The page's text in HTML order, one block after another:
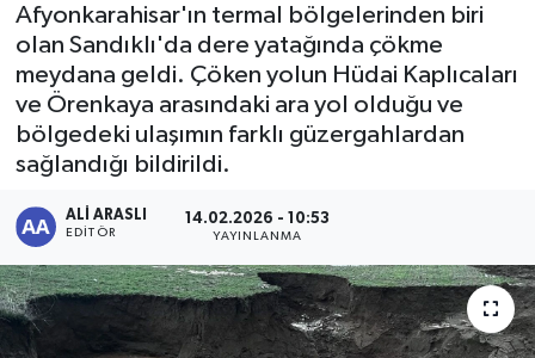
Afyonkarahisar'ın termal bölgelerinden biri
olan Sandıklı'da dere yatağında çökme
meydana geldi. Çöken yolun Hüdai Kaplıcaları
ve Örenkaya arasındaki ara yol olduğu ve
bölgedeki ulaşımın farklı güzergahlardan
sağlandığı bildirildi.
ALI ARASLI
EDITÖR
14.02.2026 - 10:53
YAYINLANMA